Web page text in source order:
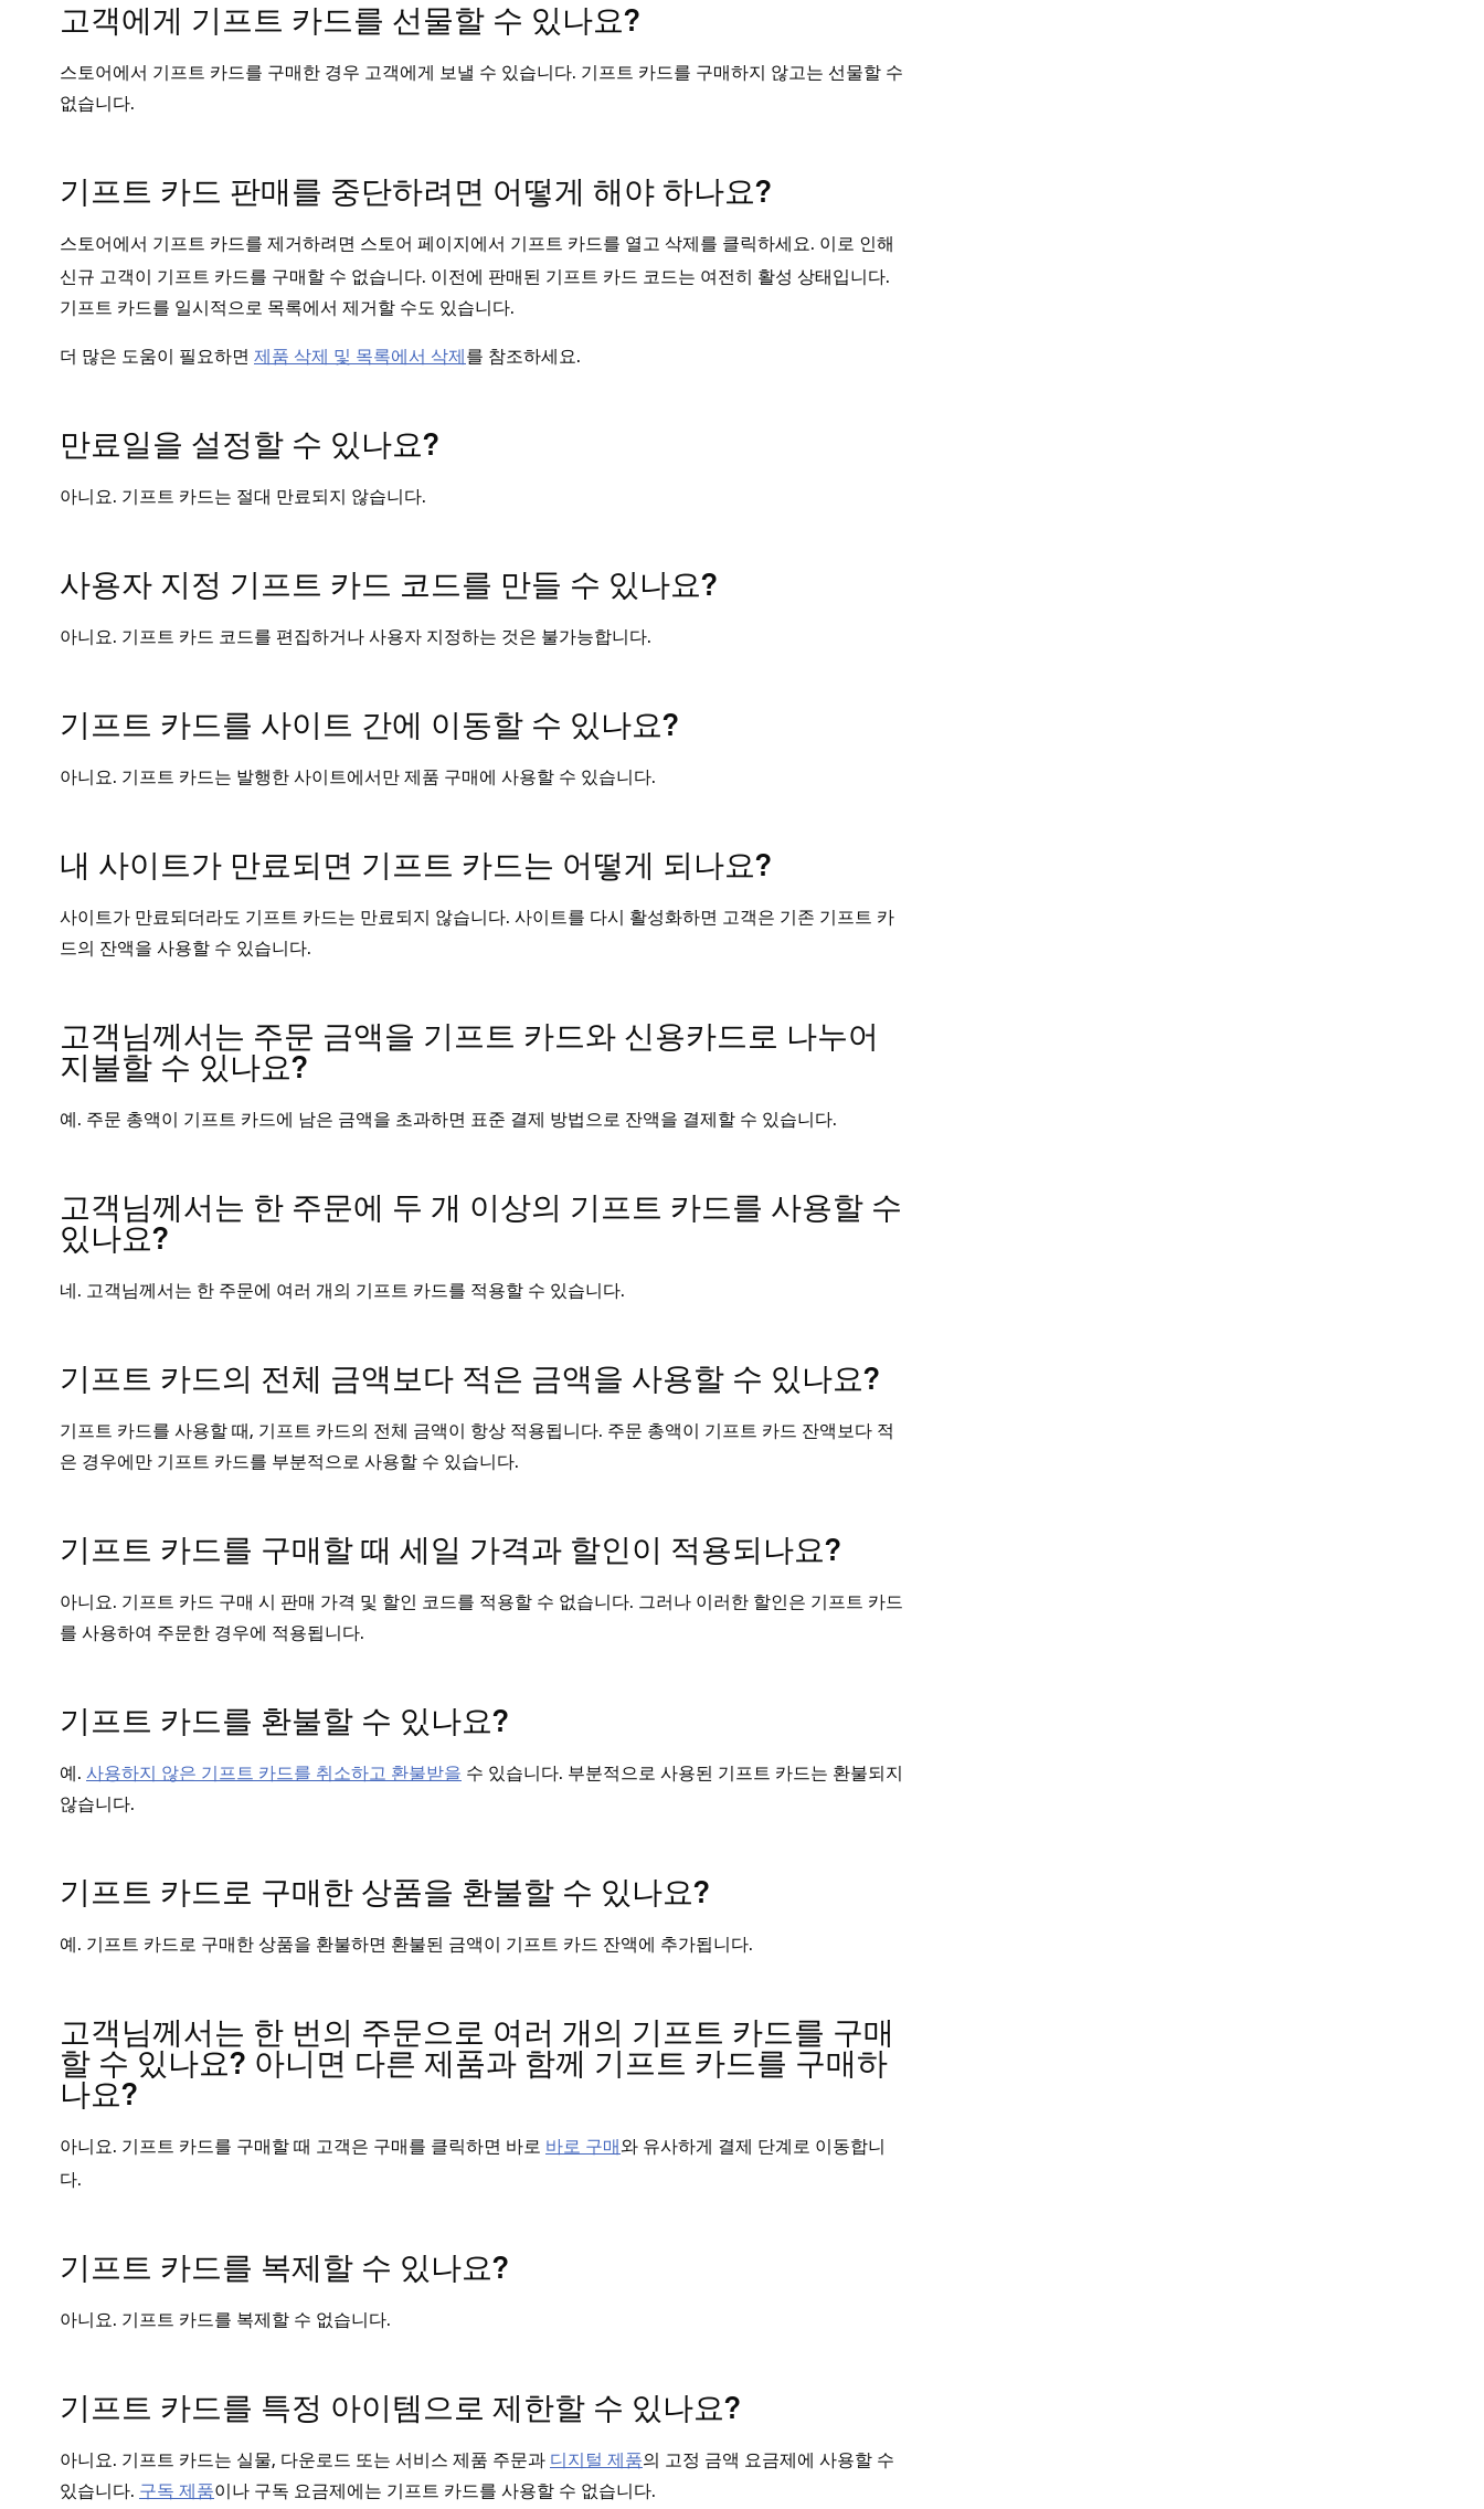
고객에게 기프트 카드를 선물할 수 있나요?
스토어에서 기프트 카드를 구매한 경우 고객에게 보낼 수 있습니다. 기프트 카드를 구매하지 않고는 선물할 수
없습니다.
기프트 카드 판매를 중단하려면 어떻게 해야 하나요?
스토어에서 기프트 카드를 제거하려면 스토어 페이지에서 기프트 카드를 열고 삭제 를 클릭하세요. 이로 인해
신규 고객이 기프트 카드를 구매할 수 없습니다. 이전에 판매된 기프트 카드 코드는 여전히 활성 상태입니다.
기프트 카드를 일시적으로 목록에서 제거할 수도 있습니다.
더 많은 도움이 필요하면 제품 삭제 및 목록에서 삭제를 참조하세요.
만료일을 설정할 수 있나요?
아니요. 기프트 카드는 절대 만료되지 않습니다.
사용자 지정 기프트 카드 코드를 만들 수 있나요?
아니요. 기프트 카드 코드를 편집하거나 사용자 지정하는 것은 불가능합니다.
기프트 카드를 사이트 간에 이동할 수 있나요?
아니요. 기프트 카드는 발행한 사이트에서만 제품 구매에 사용할 수 있습니다.
내 사이트가 만료되면 기프트 카드는 어떻게 되나요?
사이트가 만료되더라도 기프트 카드는 만료되지 않습니다. 사이트를 다시 활성화하면 고객은 기존 기프트 카
드의 잔액을 사용할 수 있습니다.
고객님께서는 주문 금액을 기프트 카드와 신용카드로 나누어
지불할 수 있나요?
예. 주문 총액이 기프트 카드에 남은 금액을 초과하면 표준 결제 방법으로 잔액을 결제할 수 있습니다.
고객님께서는 한 주문에 두 개 이상의 기프트 카드를 사용할 수
있나요?
네. 고객님께서는 한 주문에 여러 개의 기프트 카드를 적용할 수 있습니다.
기프트 카드의 전체 금액보다 적은 금액을 사용할 수 있나요?
기프트 카드를 사용할 때, 기프트 카드의 전체 금액이 항상 적용됩니다. 주문 총액이 기프트 카드 잔액보다 적
은 경우에만 기프트 카드를 부분적으로 사용할 수 있습니다.
기프트 카드를 구매할 때 세일 가격과 할인이 적용되나요?
아니요. 기프트 카드 구매 시 판매 가격 및 할인 코드를 적용할 수 없습니다. 그러나 이러한 할인은 기프트 카드
를 사용하여 주문한 경우에 적용됩니다.
기프트 카드를 환불할 수 있나요?
예. 사용하지 않은 기프트 카드를 취소하고 환불받을 수 있습니다. 부분적으로 사용된 기프트 카드는 환불되지
않습니다.
기프트 카드로 구매한 상품을 환불할 수 있나요?
예. 기프트 카드로 구매한 상품을 환불하면 환불된 금액이 기프트 카드 잔액에 추가됩니다.
고객님께서는 한 번의 주문으로 여러 개의 기프트 카드를 구매
할 수 있나요? 아니면 다른 제품과 함께 기프트 카드를 구매하
나요?
아니요. 기프트 카드를 구매할 때 고객은 구매 를 클릭하면 바로 바로 구매와 유사하게 결제 단계로 이동합니
다.
기프트 카드를 복제할 수 있나요?
아니요. 기프트 카드를 복제할 수 없습니다.
기프트 카드를 특정 아이템으로 제한할 수 있나요?
아니요. 기프트 카드는 실물, 다운로드 또는 서비스 제품 주문과 디지털 제품의 고정 금액 요금제에 사용할 수
있습니다. 구독 제품이나 구독 요금제에는 기프트 카드를 사용할 수 없습니다.